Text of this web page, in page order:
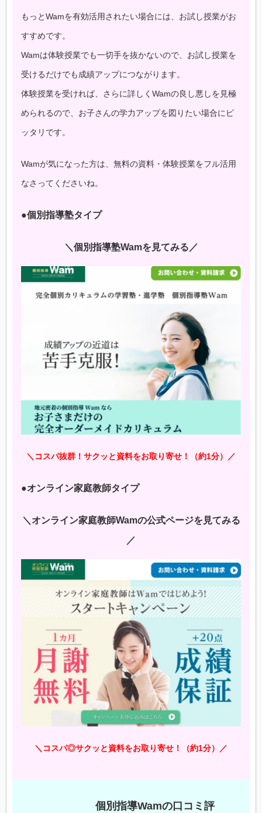
もっとWamを有効活用されたい場合には、お試し授業がお
すすめです。
Wamは体験授業でも一切手を抜かないので、お試し授業を
受けるだけでも成績アップにつながります。
体験授業を受ければ、さらに詳しくWamの良し悪しを見極
められるので、お子さんの学力アップを図りたい場合にピ
ッタリです。
Wamが気になった方は、無料の資料・体験授業をフル活用
なさってくださいね。
●個別指導塾タイプ
＼個別指導塾Wamを見てみる／
＼コスパ抜群！サクッと資料をお取り寄せ！（約1分）／
●オンライン家庭教師タイプ
＼オンライン家庭教師Wamの公式ページを見てみる
／
＼コスパ◎サクッと資料をお取り寄せ！（約1分）／
個別指導Wamの口コミ評